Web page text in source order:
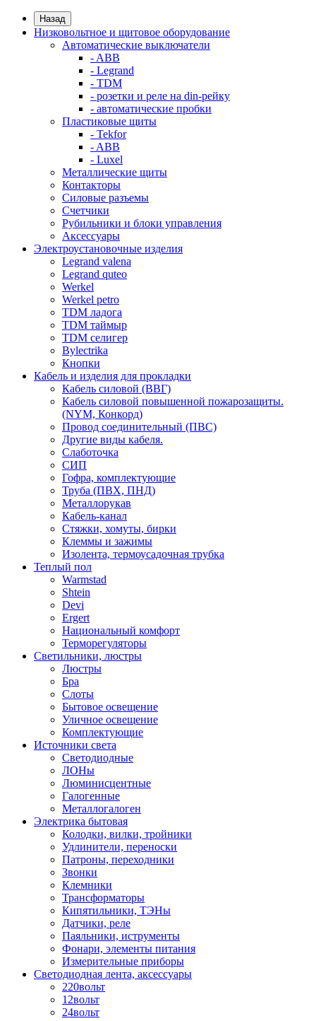
Назад
Низковольтное и щитовое оборудование
Автоматические выключатели
- ABB
- Legrand
- TDM
- розетки и реле на din-рейку
- автоматические пробки
Пластиковые щиты
- Tekfor
- ABB
- Luxel
Металлические щиты
Контакторы
Силовые разъемы
Счетчики
Рубильники и блоки управления
Аксессуары
Электроустановочные изделия
Legrand valena
Legrand quteo
Werkel
Werkel petro
TDM ладога
TDM таймыр
TDM селигер
Bylectrika
Кнопки
Кабель и изделия для прокладки
Кабель силовой (ВВГ)
Кабель силовой повышенной пожарозащиты.
(NYM, Конкорд)
Провод соединительный (ПВС)
Другие виды кабеля.
Слаботочка
СИП
Гофра, комплектующие
Труба (ПВХ, ПНД)
Металлорукав
Кабель-канал
Стяжки, хомуты, бирки
Клеммы и зажимы
Изолента, термоусадочная трубка
Теплый пол
Warmstad
Shtein
Devi
Ergert
Национальный комфорт
Терморегуляторы
Светильники, люстры
Люстры
Бра
Слоты
Бытовое освещение
Уличное освещение
Комплектующие
Источники света
Светодиодные
ЛОНы
Люминисцентные
Галогенные
Металлогалоген
Электрика бытовая
Колодки, вилки, тройники
Удлинители, переноски
Патроны, переходники
Звонки
Клемники
Трансформаторы
Кипятильники, ТЭНы
Датчики, реле
Паяльники, иструменты
Фонари, элементы питания
Измерительные приборы
Светодиодная лента, аксессуары
220вольт
12вольт
24вольт